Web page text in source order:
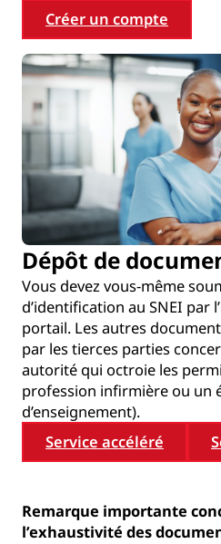
Créer un compte
Dépôt de
Vous devez vous-même
d’identification au SNEI par
portail. Les autres
par les tierces parties
autorité qui octroie les
profession infirmière ou un
d’enseignement).
Service accéléré
Remarque importante
l’exhaustivité des